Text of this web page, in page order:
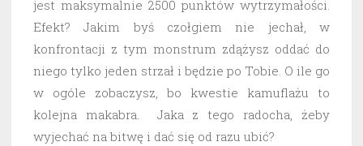
jest maksymalnie 2500 punktów wytrzymałości.
Efekt? Jakim byś czołgiem nie jechał, w
konfrontacji z tym monstrum zdążysz oddać do
niego tylko jeden strzał i będzie po Tobie. O ile go
w ogóle zobaczysz, bo kwestie kamuflażu to
kolejna makabra. Jaka z tego radocha, żeby
wyjechać na bitwę i dać się od razu ubić?